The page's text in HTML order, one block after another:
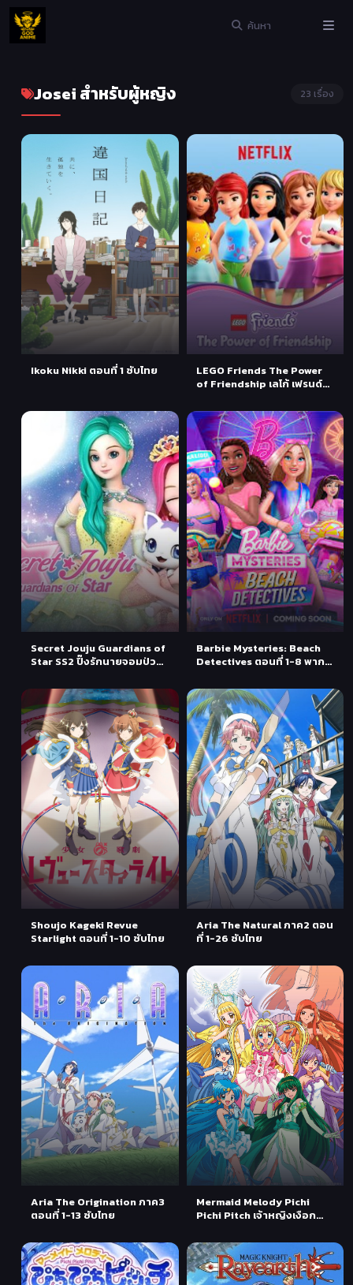
Josei สำหรับผู้หญิง 23 เรื่อง
Ikoku Nikki ตอนที่ 1 ซับไทย
LEGO Friends The Power
of Friendship เลโก้ เฟรนด์ส
พากย์ไทย
Secret Jouju Guardians of
Star SS2 ปิ๊งรักนายจอมป่วน
Barbie Mysteries: Beach
Detectives ตอนที่ 1-8 พากย์
Shoujo Kageki Revue
Starlight ตอนที่ 1-10 ซับไทย
Aria The Natural ภาค2 ตอน
ที่ 1-26 ซับไทย
Aria The Origination ภาค3
ตอนที่ 1-13 ซับไทย
Mermaid Melody Pichi
Pichi Pitch เจ้าหญิงเงือก
ไทย